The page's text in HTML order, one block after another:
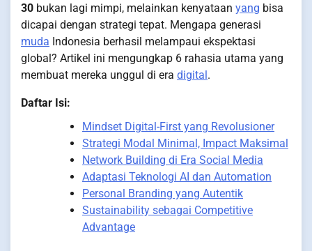
30 bukan lagi mimpi, melainkan kenyataan yang bisa
dicapai dengan strategi tepat. Mengapa generasi
muda Indonesia berhasil melampaui ekspektasi
global? Artikel ini mengungkap 6 rahasia utama yang
membuat mereka unggul di era digital.
Daftar Isi:
Mindset Digital-First yang Revolusioner
Strategi Modal Minimal, Impact Maksimal
Network Building di Era Social Media
Adaptasi Teknologi AI dan Automation
Personal Branding yang Autentik
Sustainability sebagai Competitive
Advantage